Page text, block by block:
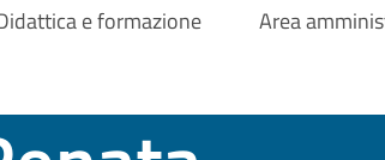
e formazione Area